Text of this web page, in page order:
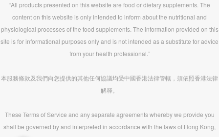
“All products presented on this website are food or dietary supplements. The
content on this website is only intended to inform about the nutritional and
physiological processes of the food supplements. The information provided on this
site is for informational purposes only and is not intended as a substitute for advice
from your health professional.”
本服務條款及我們向您提供的其他任何協議均受中國香港法律管轄，須依照香港法律
解釋。
These Terms of Service and any separate agreements whereby we provide you
shall be governed by and interpreted in accordance with the laws of Hong Kong,